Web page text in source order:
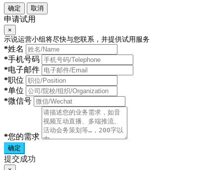
确定 取消
申请试用
×
示说运营小组将尽快与您联系，并提供试用服务
*姓名
*手机号码
*电子邮件
*职位
*单位
*微信号
*您的需求
确定
提交成功